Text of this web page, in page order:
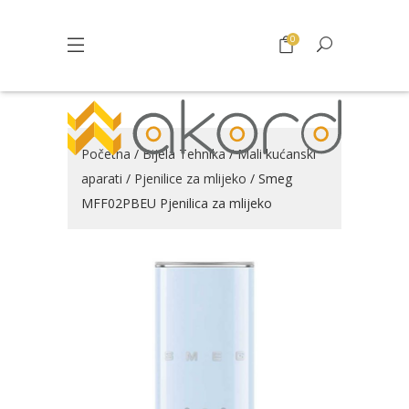
0
Početna /Bijela Tehnika/Mali kućanski
aparati / Pjenilice za mlijeko / Smeg
MFF02PBEU Pjenilica za mlijeko